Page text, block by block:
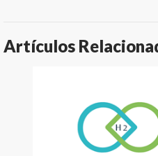
Artículos